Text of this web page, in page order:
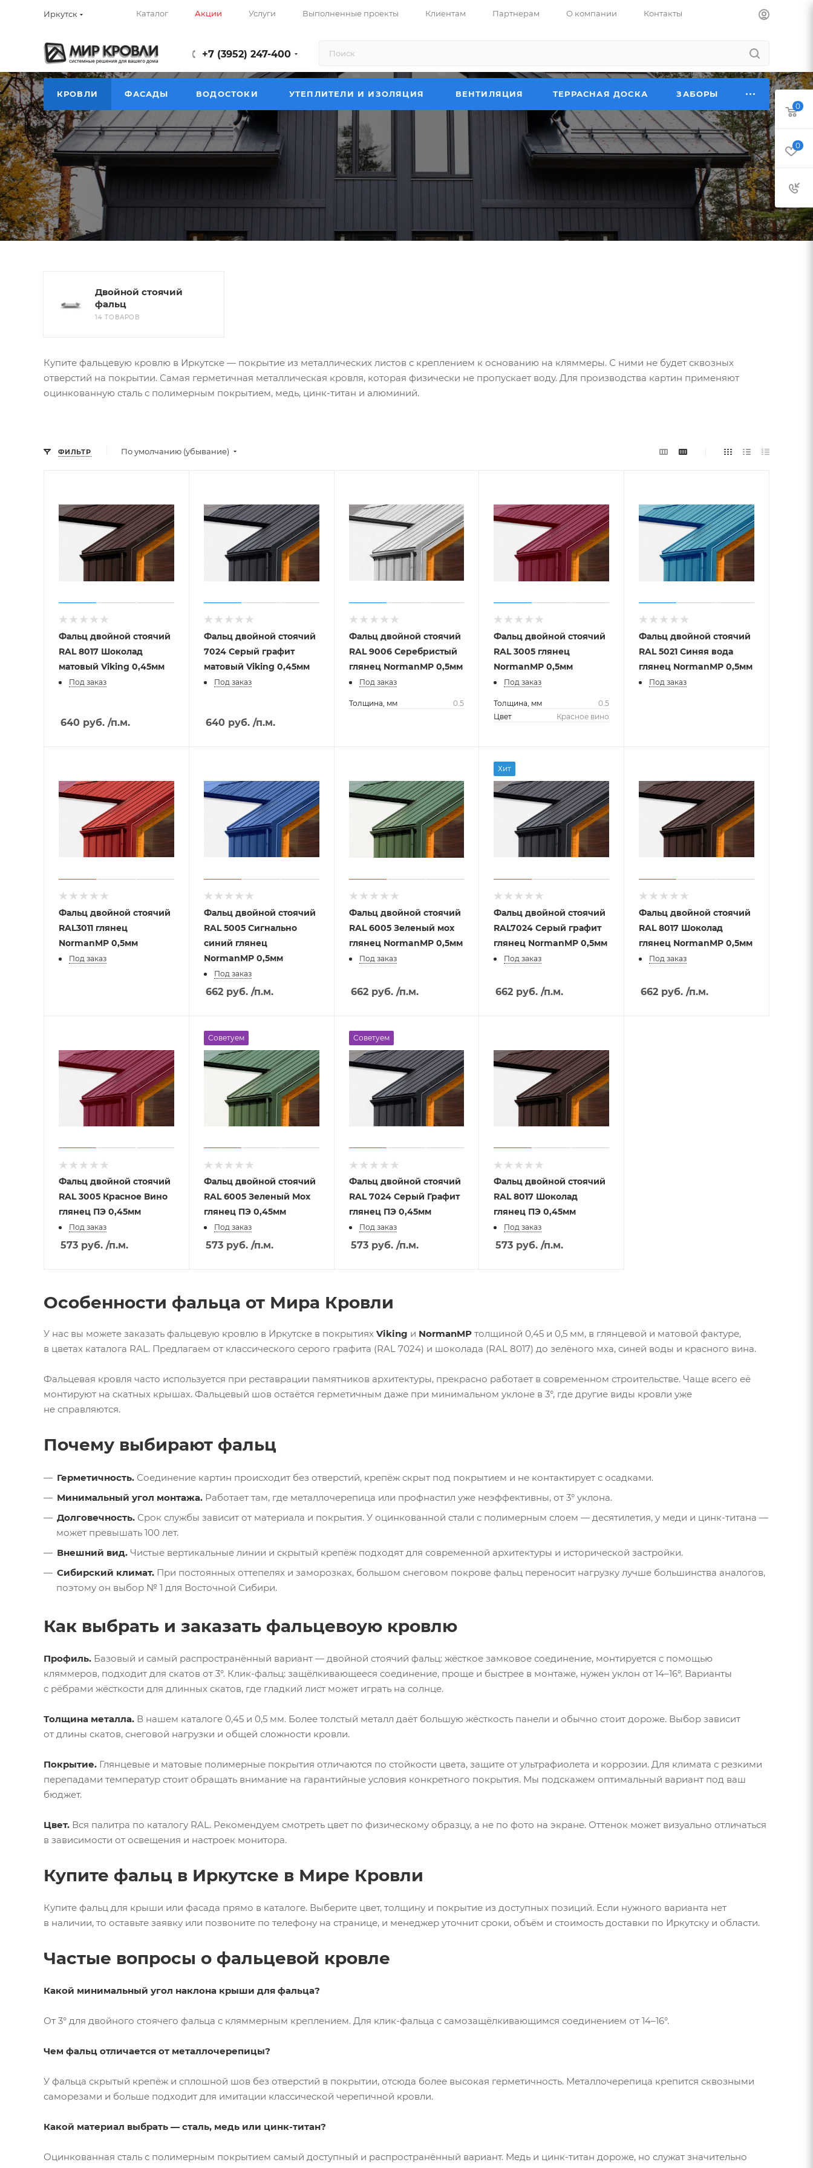
Иркутск Каталог Акции Услуги Выполненные проекты Клиентам Партнерам О компании Контакты
+7 (3952) 247-400
КРОВЛИ ФАСАДЫ ВОДОСТОКИ УТЕПЛИТЕЛИ И ИЗОЛЯЦИЯ ВЕНТИЛЯЦИЯ ТЕРРАСНАЯ ДОСКА ЗАБОРЫ
Фальцевая кровля
Главная Каталог — Материалы для кровли и крыши в Иркутске
Двойной стоячий
фальц
14 ТОВАРОВ
Купите фальцевую кровлю в Иркутске — покрытие из металлических листов с креплением к основанию на кляммеры. С ними не будет сквозных
отверстий на покрытии. Самая герметичная металлическая кровля, которая физически не пропускает воду. Для производства картин применяют
оцинкованную сталь с полимерным покрытием, медь, цинк-титан и алюминий.
ФИЛЬТР По умолчанию (убывание)
Фальц двойной стоячий
RAL 8017 Шоколад
матовый Viking 0,45мм
Под заказ
640 руб. /п.м.
Фальц двойной стоячий
7024 Серый графит
матовый Viking 0,45мм
Под заказ
640руб. /п.м.
Фальц двойной стоячий
RAL 9006 Серебристый
глянец NormanMP 0,5мм
Под заказ
Толщина, мм 0.5
Фальц двойной стоячий
RAL 3005 глянец
NormanMP 0,5мм
Под заказ
Толщина, мм
0.5
Цвет
Красное вино
Фальц двойной стоячий
RAL 5021 Синяя вода
глянец NormanMP 0,5мм
Под заказ
Фальц двойной стоячий
RAL3011 глянец
NormanMP 0,5мм
Под заказ
Фальц двойной стоячий
RAL 5005 Сигнально
синий глянец
NormanMP 0,5мм
Под заказ
662руб. /п.м.
Фальц двойной стоячий
RAL 6005 Зеленый мох
глянец NormanMP 0,5мм
Под заказ
662руб. /п.м.
Хит
Фальц двойной стоячий
RAL7024 Серый графит
глянец NormanMP 0,5мм
Под заказ
662 руб. /п.м.
Фальц двойной стоячий
RAL 8017 Шоколад
глянец NormanMP 0,5мм
Под заказ
662 руб. /п.м.
Фальц двойной стоячий
RAL 3005 Красное Вино
глянец ПЭ 0,45мм
Под заказ
573 руб. /п.м.
Советуем
Фальц двойной стоячий
RAL 6005 Зеленый Мох
глянец ПЭ 0,45мм
Под заказ
573руб. /п.м.
Советуем
Фальц двойной стоячий
RAL 7024 Серый Графит
глянец ПЭ 0,45мм
Под заказ
573руб. /п.м.
Фальц двойной стоячий
RAL 8017 Шоколад
глянец ПЭ 0,45мм
Под заказ
573 руб. /п.м.
Особенности фальца от Мира Кровли
У нас вы можете заказать фальцевую кровлю в Иркутске в покрытиях Viking и NormanMP толщиной 0,45 и 0,5 мм, в глянцевой и матовой фактуре,
в цветах каталога RAL. Предлагаем от классического серого графита (RAL 7024) и шоколада (RAL 8017) до зелёного мха, синей воды и красного вина.
Фальцевая кровля часто используется при реставрации памятников архитектуры, прекрасно работает в современном строительстве. Чаще всего её
монтируют на скатных крышах. Фальцевый шов остаётся герметичным даже при минимальном уклоне в 3°, где другие виды кровли уже
не справляются.
Почему выбирают фальц
Герметичность. Соединение картин происходит без отверстий, крепёж скрыт под покрытием и не контактирует с осадками.
Минимальный угол монтажа. Работает там, где металлочерепица или профнастил уже неэффективны, от 3° уклона.
Долговечность. Срок службы зависит от материала и покрытия. У оцинкованной стали с полимерным слоем — десятилетия, у меди и цинк-титана —
может превышать 100 лет.
Внешний вид. Чистые вертикальные линии и скрытый крепёж подходят для современной архитектуры и исторической застройки.
Сибирский климат. При постоянных оттепелях и заморозках, большом снеговом покрове фальц переносит нагрузку лучше большинства аналогов,
поэтому он выбор № 1 для Восточной Сибири.
Как выбрать и заказать фальцевоую кровлю
Профиль. Базовый и самый распространённый вариант — двойной стоячий фальц: жёсткое замковое соединение, монтируется с помощью
кляммеров, подходит для скатов от 3°. Клик-фальц: защёлкивающееся соединение, проще и быстрее в монтаже, нужен уклон от 14–16°. Варианты
с рёбрами жёсткости для длинных скатов, где гладкий лист может играть на солнце.
Толщина металла. В нашем каталоге 0,45 и 0,5 мм. Более толстый металл даёт большую жёсткость панели и обычно стоит дороже. Выбор зависит
от длины скатов, снеговой нагрузки и общей сложности кровли.
Покрытие. Глянцевые и матовые полимерные покрытия отличаются по стойкости цвета, защите от ультрафиолета и коррозии. Для климата с резкими
перепадами температур стоит обращать внимание на гарантийные условия конкретного покрытия. Мы подскажем оптимальный вариант под ваш
бюджет.
Цвет. Вся палитра по каталогу RAL. Рекомендуем смотреть цвет по физическому образцу, а не по фото на экране. Оттенок может визуально отличаться
в зависимости от освещения и настроек монитора.
Купите фальц в Иркутске в Мире Кровли
Купите фальц для крыши или фасада прямо в каталоге. Выберите цвет, толщину и покрытие из доступных позиций. Если нужного варианта нет
в наличии, то оставьте заявку или позвоните по телефону на странице, и менеджер уточнит сроки, объём и стоимость доставки по Иркутску и области.
Частые вопросы о фальцевой кровле
Какой минимальный угол наклона крыши для фальца?
От 3° для двойного стоячего фальца с кляммерным креплением. Для клик-фальца с самозащёлкивающимся соединением от 14–16°.
Чем фальц отличается от металлочерепицы?
У фальца скрытый крепёж и сплошной шов без отверстий в покрытии, отсюда более высокая герметичность. Металлочерепица крепится сквозными
саморезами и больше подходит для имитации классической черепичной кровли.
Какой материал выбрать — сталь, медь или цинк-титан?
Оцинкованная сталь с полимерным покрытием самый доступный и распространённый вариант. Медь и цинк-титан дороже, но служат значительно
0
0